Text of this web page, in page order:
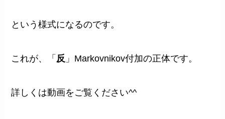
という様式になるのです。
これが、「 反 」Markovnikov付加の正体です。
詳しくは動画をご覧ください^^